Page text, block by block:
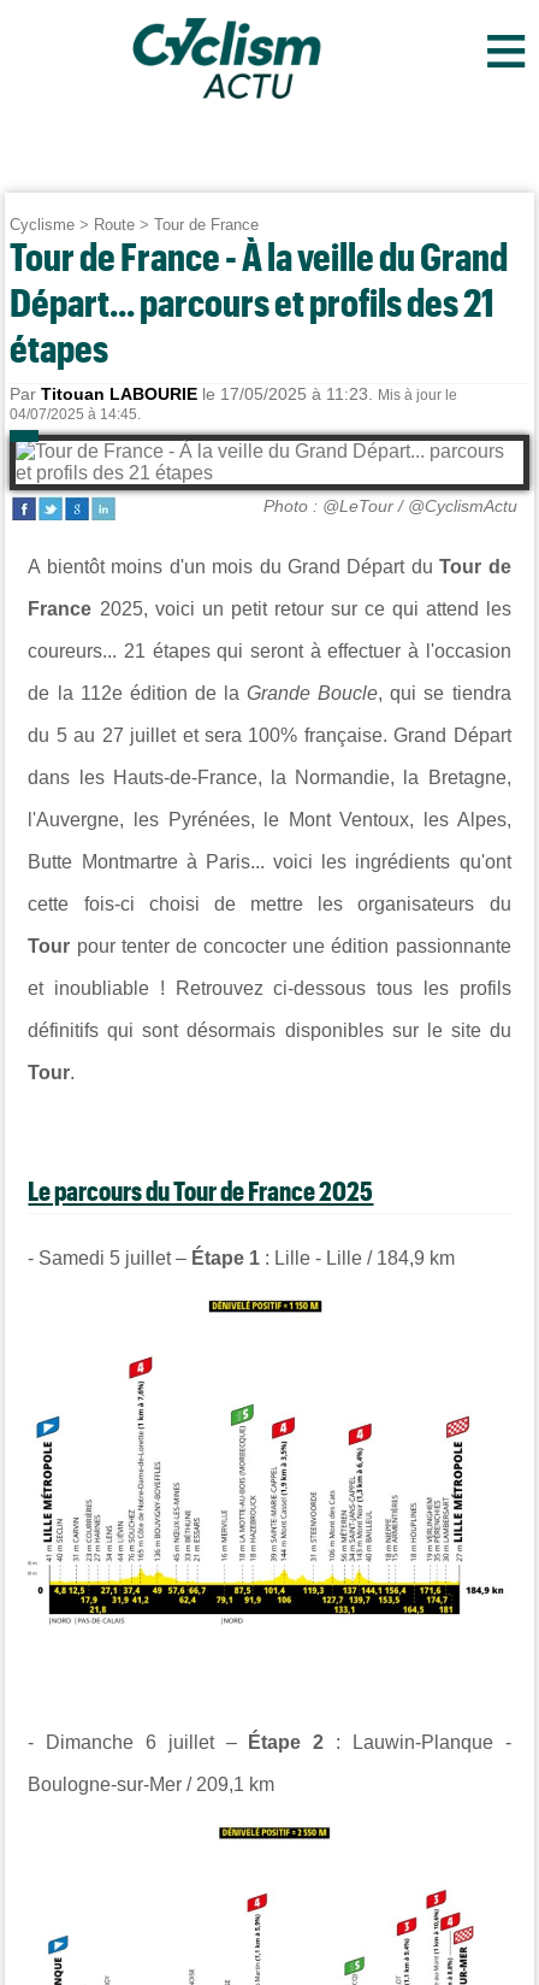
≡
Cyclisme > Route >Tour de France
Tour de France - À la veille du Grand
Départ... parcours et profils des 21
étapes
ParTitouan LABOURIE le 17/05/2025 à 11:23.
Mis à jour le
04/07/2025 à 14:45.
Photo : @LeTour / @CyclismActu
A bientôt moins d'un mois du Grand Départ duTour de
France 2025, voici un petit retour sur ce qui attend les
coureurs... 21 étapes qui seront à effectuer à l'occasion
de la 112e édition de laGrande Boucle, qui se tiendra
du 5 au 27 juillet et sera 100% française. Grand Départ
dans les Hauts-de-France, la Normandie, la Bretagne,
l'Auvergne, les Pyrénées, le Mont Ventoux, les Alpes,
Butte Montmartre à Paris... voici les ingrédients qu'ont
cette fois-ci choisi de mettre les organisateurs du
Tour pour tenter de concocter une édition passionnante
et inoubliable ! Retrouvez ci-dessous tous les profils
définitifs qui sont désormais disponibles sur le site du
Tour.
Le parcours du Tour de France 2025
- Samedi 5 juillet – Étape 1 : Lille - Lille / 184,9 km
- Dimanche 6 juillet – Étape 2 : Lauwin-Planque -
Boulogne-sur-Mer / 209,1 km